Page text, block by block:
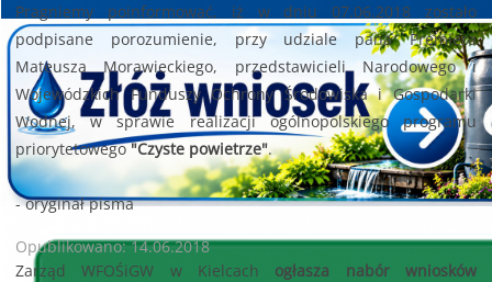
Pragniemy poinformować, iż w dniu 07.06.2018 zostało
podpisane porozumienie, przy udziale pana Premiera
Mateusza Morawieckiego, przedstawicieli Narodowego i
Wojewódzkich Funduszy Ochrony Środowiska i Gospodarki
Wodnej, w sprawie realizacji ogólnopolskiego programu
priorytetowego"Czyste powietrze".
-oryginał pisma
Opublikowano: 14.06.2018
Zarząd WFOŚiGW w Kielcach ogłasza nabór wniosków